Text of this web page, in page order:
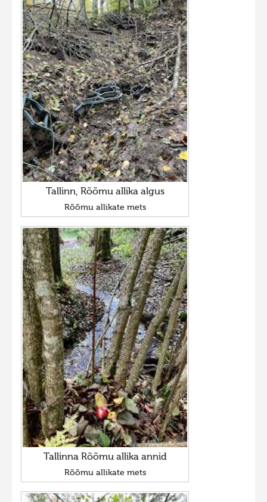
Tallinn, Rõõmu allika algus
Rõõmu allikate mets
Tallinna Rõõmu allika annid
Rõõmu allikate mets